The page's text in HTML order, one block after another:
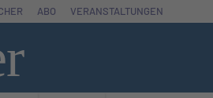
ABO VERANSTALTUNGEN